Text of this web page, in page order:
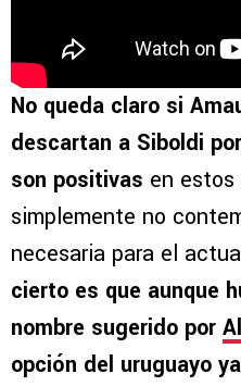
No queda claro si
descartan a Siboldi
son positivas en estos
simplemente no
necesaria para el
cierto es que aunque
nombre sugerido por
opción del uruguayo